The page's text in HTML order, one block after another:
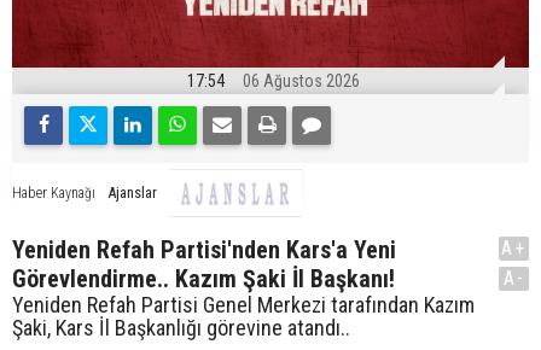
17:54 06 Ağustos 2026
Haber Kaynağı Ajanslar
Yeniden Refah Partisi'nden Kars'a Yeni
Görevlendirme.. Kazım Şaki İl Başkanı!
Yeniden Refah Partisi Genel Merkezi tarafından Kazım
Şaki, Kars İl Başkanlığı görevine atandı..
A+
A-